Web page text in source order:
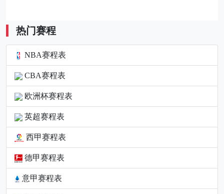
热门赛程
NBA赛程表
CBA赛程表
欧洲杯赛程表
英超赛程表
西甲赛程表
德甲赛程表
意甲赛程表